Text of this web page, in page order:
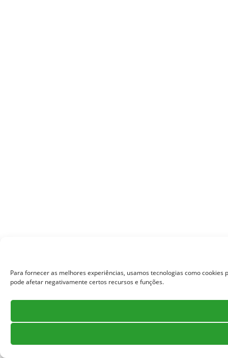
Para fornecer as melhores experiências, usamos tecnologias como
pode afetar negativamente certos recursos e funções.